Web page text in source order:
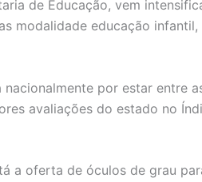
de Educação, vem
modalidade educação
por estar entre
avaliações do estado no
a oferta de óculos de grau